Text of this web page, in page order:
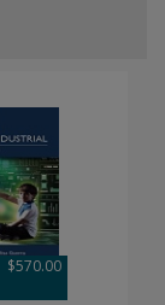
$570.00